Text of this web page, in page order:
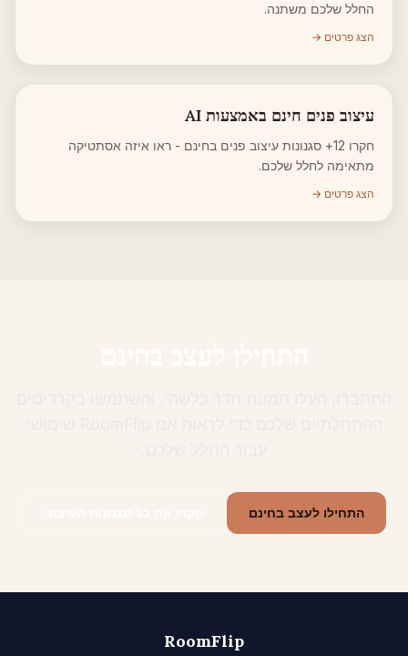
החלל שלכם משתנה.
הצג פרטים →
עיצוב פנים חינם באמצעות AI
חקרו 12+ סגנונות עיצוב פנים בחינם - ראו איזה אסתטיקה
מתאימה לחלל שלכם.
הצג פרטים →
התחילו לעצב בחינם
RoomFlip